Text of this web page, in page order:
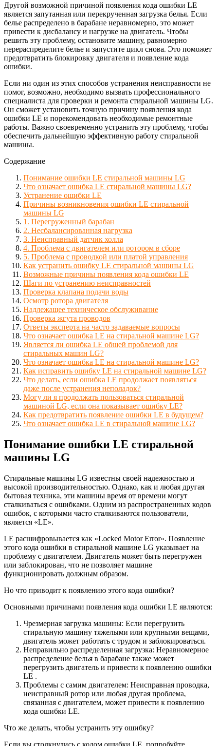
Другой возможной причиной появления кода ошибки LE
является запутанная или перекрученная загрузка белья. Если
белье распределено в барабане неравномерно, это может
привести к дисбалансу и нагрузке на двигатель. Чтобы
решить эту проблему, остановите машину, равномерно
перераспределите белье и запустите цикл снова. Это поможет
предотвратить блокировку двигателя и появление кода
ошибки.
Если ни один из этих способов устранения неисправности не
помог, возможно, необходимо вызвать профессионального
специалиста для проверки и ремонта стиральной машины LG.
Он сможет установить точную причину появления кода
ошибки LE и порекомендовать необходимые ремонтные
работы. Важно своевременно устранить эту проблему, чтобы
обеспечить дальнейшую эффективную работу стиральной
машины.
Содержание
Понимание ошибки LE стиральной машины LG
Что означает ошибка LE стиральной машины LG?
Устранение ошибки LE
Причины возникновения ошибки LE стиральной
машины LG
1. Перегруженный барабан
2. Несбалансированная нагрузка
3. Неисправный датчик холла
4. Проблема с двигателем или ротором в сборе
5. Проблема с проводкой или платой управления
Как устранить ошибку LE стиральной машины LG
Возможные причины появления кода ошибки LE
Шаги по устранению неисправностей
Проверка клапана подачи воды
Осмотр ротора двигателя
Надлежащее техническое обслуживание
Проверка жгута проводов
Ответы эксперта на часто задаваемые вопросы
Что означает ошибка LE на стиральной машине LG?
Является ли ошибка LE общей проблемой для
стиральных машин LG?
Что означает ошибка LE на стиральной машине LG?
Как исправить ошибку LE на стиральной машине LG?
Что делать, если ошибка LE продолжает появляться
даже после устранения неполадок?
Могу ли я продолжать пользоваться стиральной
машиной LG, если она показывает ошибку LE?
Как предотвратить появление ошибки LE в будущем?
Что означает ошибка LE в стиральной машине LG?
Понимание ошибки LE стиральной
машины LG
Стиральные машины LG известны своей надежностью и
высокой производительностью. Однако, как и любая другая
бытовая техника, эти машины время от времени могут
сталкиваться с ошибками. Одним из распространенных кодов
ошибок, с которыми часто сталкиваются пользователи,
является «LE».
LE расшифровывается как «Locked Motor Error». Появление
этого кода ошибки в стиральной машине LG указывает на
проблему с двигателем. Двигатель может быть перегружен
или заблокирован, что не позволяет машине
функционировать должным образом.
Но что приводит к появлению этого кода ошибки?
Основными причинами появления кода ошибки LE являются:
Чрезмерная загрузка машины: Если перегрузить
стиральную машину тяжелыми или крупными вещами,
двигатель может работать с трудом и заблокироваться.
Неправильно распределенная загрузка: Неравномерное
распределение белья в барабане также может
перегрузить двигатель и привести к появлению ошибки
LE .
Проблемы с самим двигателем: Неисправная проводка,
неисправный ротор или любая другая проблема,
связанная с двигателем, может привести к появлению
кода ошибки LE.
Что же делать, чтобы устранить эту ошибку?
Если вы столкнулись с кодом ошибки LE, попробуйте